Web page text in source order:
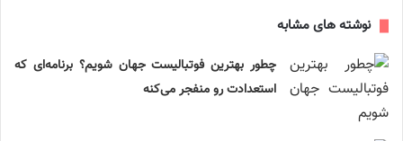
نوشته های مشابه
چطور بهترین فوتبالیست جهان شویم؟ برنامه‌ای که
استعدادت رو منفجر می‌کنه